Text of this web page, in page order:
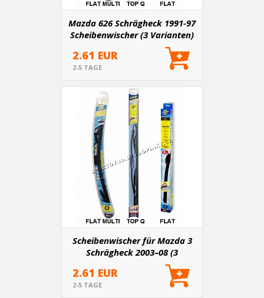
Mazda 626 Schrägheck 1991-97
Scheibenwischer (3 Varianten)
2.61 EUR
2-5 TAGE
Scheibenwischer für Mazda 3
Schrägheck 2003–08 (3
Varianten). Hinweis: Der
Scheibenwischer für den
Beifahrer ist 450 mm groß
2.61 EUR
2-5 TAGE